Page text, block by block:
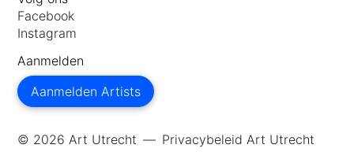
Facebook
Instagram
Aanmelden
Aanmelden Artists
© 2026 Art Utrecht Privacybeleid Art Utrecht